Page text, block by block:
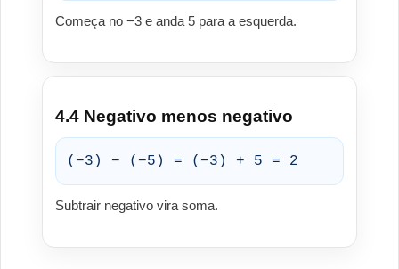
Começa no −3 e anda 5 para a esquerda.
4.4 Negativo menos negativo
(−3) − (−5) = (−3) + 5 = 2
Subtrair negativo vira soma.